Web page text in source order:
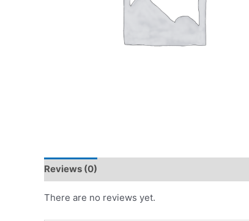
Reviews (0)
There are no reviews yet.